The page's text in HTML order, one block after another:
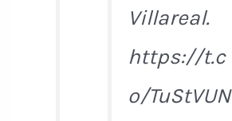
Villareal.
https://t.c
o/TuStVUN